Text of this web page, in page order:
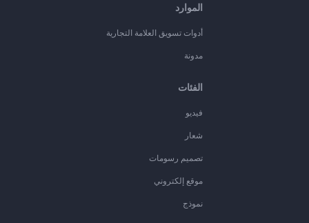
الموارد
أدوات تسويق العلامة التجارية
مدونة
الفئات
فيديو
شعار
تصميم رسومات
موقع إلكتروني
نموذج